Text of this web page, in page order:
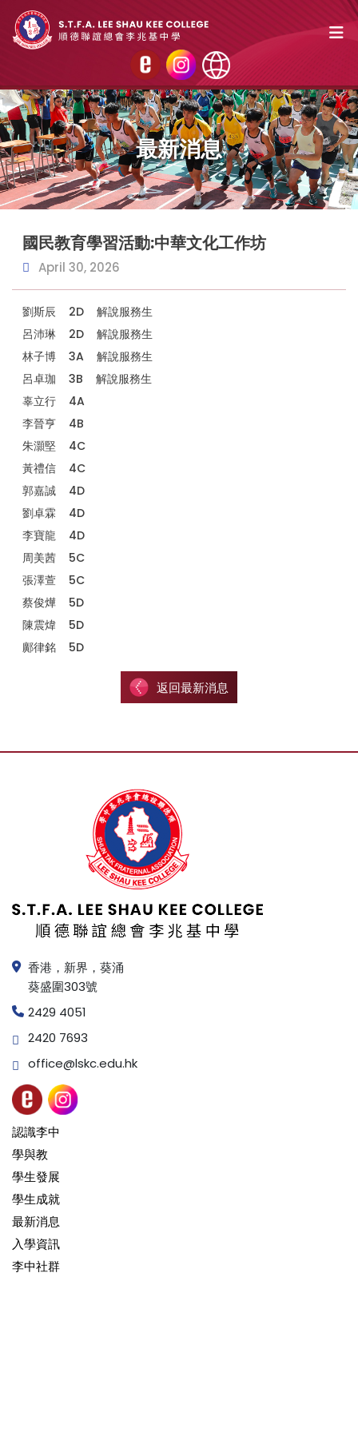
最新消息
國民教育學習活動:中華文化工作坊
April 30, 2026
劉斯辰 2D 解說服務生
呂沛琳 2D 解說服務生
林子博 3A 解說服務生
呂卓珈 3B 解說服務生
辜立行 4A
李晉亨 4B
朱灝堅 4C
黃禮信 4C
郭嘉誠 4D
劉卓霖 4D
李寶龍 4D
周美茜 5C
張澤萱 5C
蔡俊燁 5D
陳震煒 5D
鄺律銘 5D
返回最新消息
香港，新界，葵涌
葵盛圍303號
2429 4051
2420 7693
office@lskc.edu.hk
認識李中
學與教
學生發展
學生成就
最新消息
入學資訊
李中社群